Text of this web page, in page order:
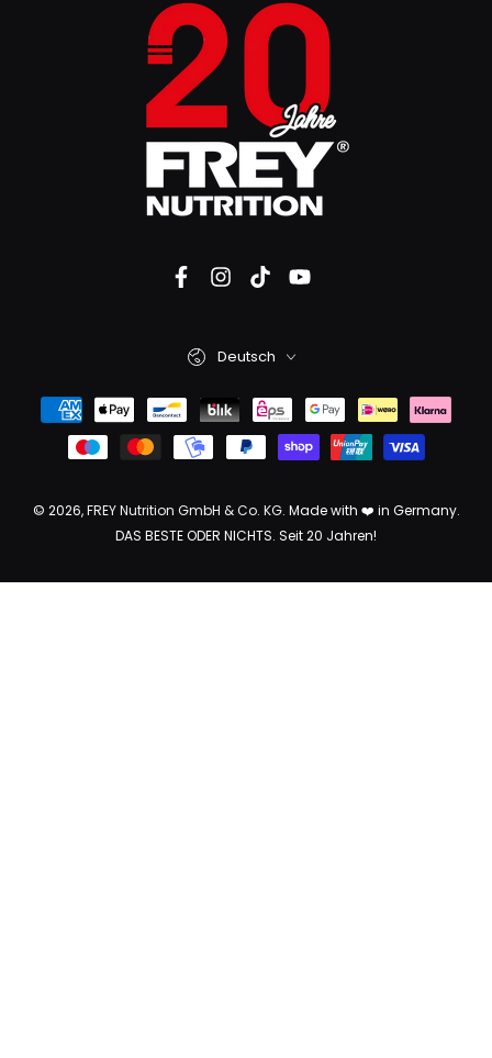
© 2026,FREY Nutrition GmbH & Co. KG. Made with ❤️ in Germany.
DAS BESTE ODER NICHTS. Seit 20 Jahren!
Deutsch